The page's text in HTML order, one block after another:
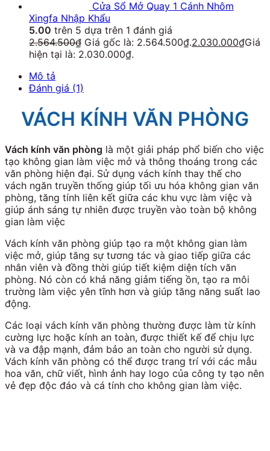
Cửa Sổ Mở Quay 1 Cánh Nhôm
Xingfa Nhập Khẩu
5.00 trên 5 dựa trên 1 đánh giá
2.564.500₫ Giá gốc là: 2.564.500₫.2.030.000₫Giá
hiện tại là: 2.030.000₫.
Mô tả
Đánh giá (1)
VÁCH KÍNH VĂN PHÒNG
Vách kính văn phòng là một giải pháp phổ biến cho việc
tạo không gian làm việc mở và thông thoáng trong các
văn phòng hiện đại. Sử dụng vách kính thay thế cho
vách ngăn truyền thống giúp tối ưu hóa không gian văn
phòng, tăng tính liên kết giữa các khu vực làm việc và
giúp ánh sáng tự nhiên được truyền vào toàn bộ không
gian làm việc
Vách kính văn phòng giúp tạo ra một không gian làm
việc mở, giúp tăng sự tương tác và giao tiếp giữa các
nhân viên và đồng thời giúp tiết kiệm diện tích văn
phòng. Nó còn có khả năng giảm tiếng ồn, tạo ra môi
trường làm việc yên tĩnh hơn và giúp tăng năng suất lao
động.
Các loại vách kính văn phòng thường được làm từ kính
cường lực hoặc kính an toàn, được thiết kế để chịu lực
và va đập mạnh, đảm bảo an toàn cho người sử dụng.
Vách kính văn phòng có thể được trang trí với các mẫu
hoa văn, chữ viết, hình ảnh hay logo của công ty tạo nên
vẻ đẹp độc đáo và cá tính cho không gian làm việc.